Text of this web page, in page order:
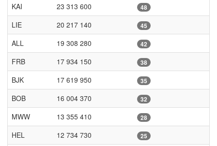
KAI 23 313 600 48
LIE 20 217 140 45
ALL 19 308 280 42
FRB 17 934 150 38
BJK 17 619 950 35
BOB 16 004 370 32
MWW 13 355 410 28
HEL 12 734 730 25